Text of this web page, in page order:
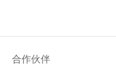
合作伙伴